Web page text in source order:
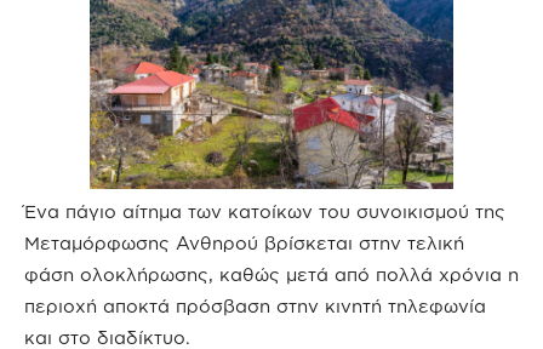
Ένα πάγιο αίτημα των κατοίκων του συνοικισμού της
Μεταμόρφωσης Ανθηρού βρίσκεται στην τελική
φάση ολοκλήρωσης, καθώς μετά από πολλά χρόνια η
περιοχή αποκτά πρόσβαση στην κινητή τηλεφωνία
και στο διαδίκτυο.